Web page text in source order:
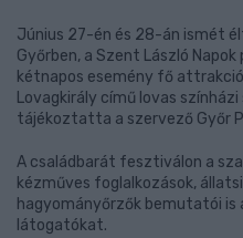
Június 27-én és 28-án ismét
Győrben, a Szent László
kétnapos esemény fő
Lovagkirály című lovas
tájékoztatta a szervező Győr
A családbarát fesztiválon a
kézműves foglalkozások,
hagyományőrzők bemutatói is
látogatókat.